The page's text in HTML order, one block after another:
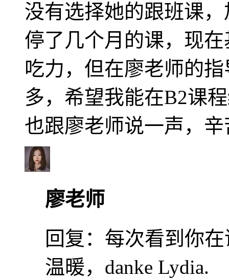
没有选择她的跟班课
停了几个月的课，现
吃力，但在廖老师的
多，希望我能在B2课
也跟廖老师说一声，
廖老师
回复： 每次看到你
温暖，danke Lydia.